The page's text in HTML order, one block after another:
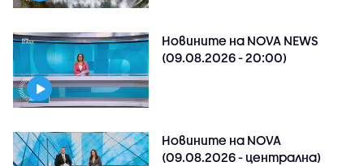
Новините на NOVA NEWS
(09.08.2026 - 20:00)
Новините на NOVA
(09.08.2026 - централна)